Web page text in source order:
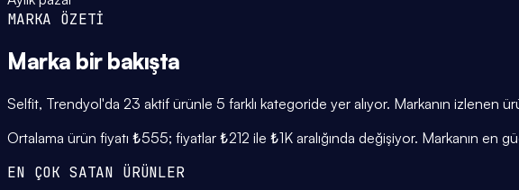
MARKA ÖZETİ
Marka bir bakışta
Selfit, Trendyol'da 23 aktif ürünle 5 farklı kategoride yer alıyor. Markanın izlenen
Ortalama ürün fiyatı ₺555; fiyatlar ₺212 ile ₺1K aralığında değişiyor. Markanın en
EN ÇOK SATAN ÜRÜNLER